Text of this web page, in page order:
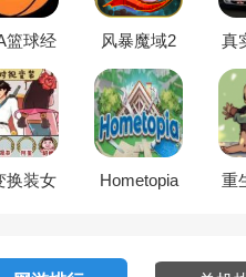
篮球经
风暴魔域2
真
换装女
Hometopia
重